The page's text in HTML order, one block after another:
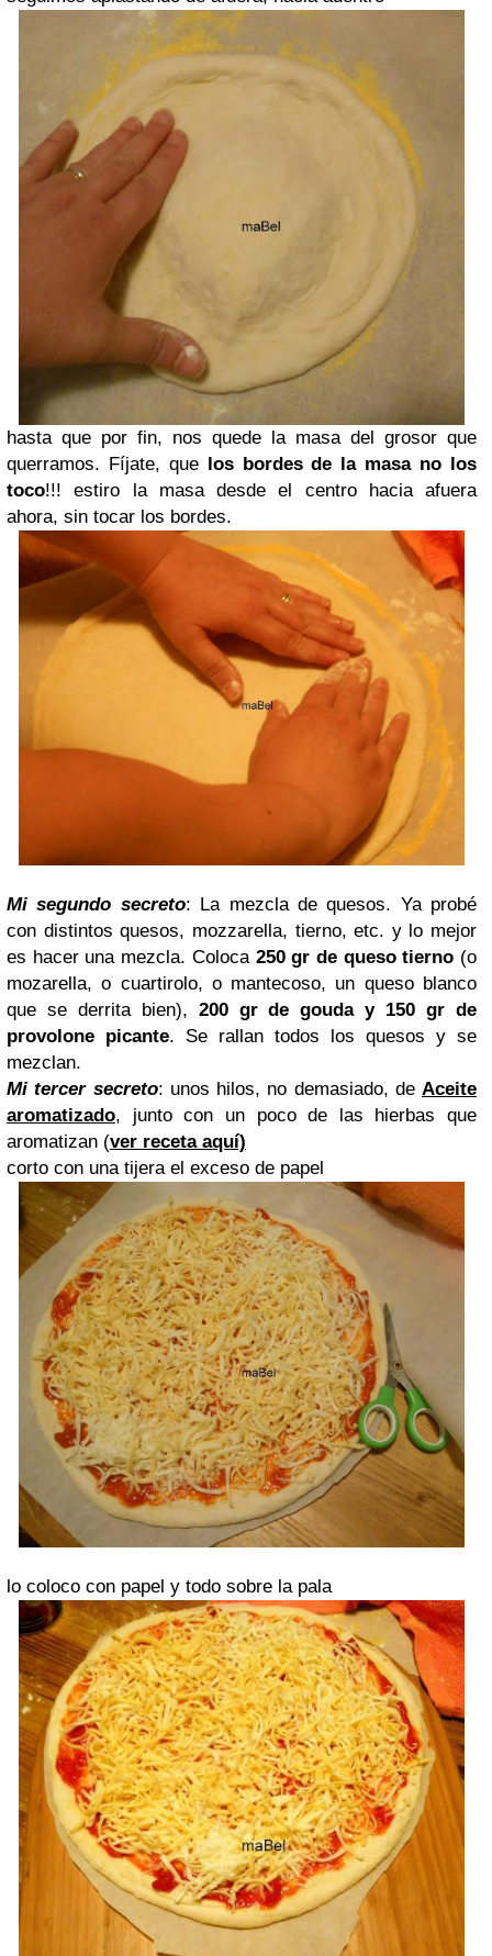
hasta que por fin, nos quede la masa del grosor que
querramos. Fíjate, que
los bordes de la masa no los
toco!!! estiro la masa desde el centro hacia afuera
ahora, sin tocar los bordes.
Mi segundo secreto: La mezcla de quesos. Ya probé
con distintos quesos, mozzarella, tierno, etc. y lo mejor
es hacer una mezcla. Coloca 250 gr de queso tierno (o
mozarella, o cuartirolo, o mantecoso, un queso blanco
que se derrita bien), 200 gr de gouda y 150 gr de
provolone picante. Se rallan todos los quesos y se
mezclan.
Mi tercer secreto: unos hilos, no demasiado, de Aceite
aromatizado, junto con un poco de las hierbas que
aromatizan (ver receta aquí)
corto con una tijera el exceso de papel
lo coloco con papel y todo sobre la pala